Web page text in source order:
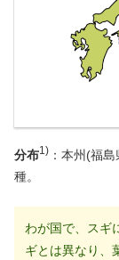
分布1) ：本州(福
種。
わが国で、スギ
ギとは異なり、